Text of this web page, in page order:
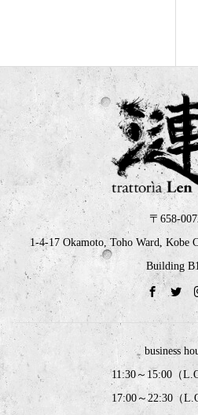
〒658-
1-4-17 Okamoto, Toho Ward, Kobe
Building
business
11:30～15:00（
17:00～22:30（